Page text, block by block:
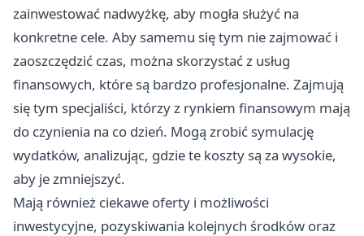
zainwestować nadwyżkę, aby mogła służyć na
konkretne cele. Aby samemu się tym nie zajmować i
zaoszczędzić czas, można skorzystać z usług
finansowych, które są bardzo profesjonalne. Zajmują
się tym specjaliści, którzy z rynkiem finansowym mają
do czynienia na co dzień. Mogą zrobić symulację
wydatków, analizując, gdzie te koszty są za wysokie,
aby je zmniejszyć.
Mają również ciekawe oferty i możliwości
inwestycyjne, pozyskiwania kolejnych środków oraz